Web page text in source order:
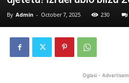
By Admin - October 7, 2025 230
Oglasi -